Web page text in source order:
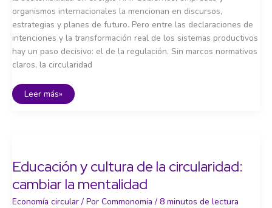
organismos internacionales la mencionan en discursos,
estrategias y planes de futuro. Pero entre las declaraciones de
intenciones y la transformación real de los sistemas productivos
hay un paso decisivo: el de la regulación. Sin marcos normativos
claros, la circularidad
Política
y
Leer más»
Educación y cultura de la circularidad:
cambiar la mentalidad
Economía circular / Por Commonomia / 8 minutos de lectura